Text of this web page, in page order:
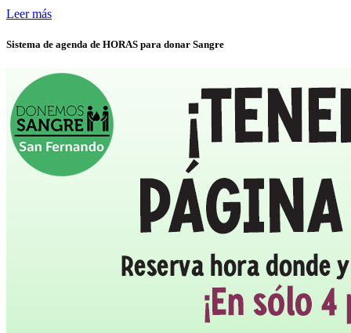
Leer más
Sistema de agenda de HORAS para donar Sangre